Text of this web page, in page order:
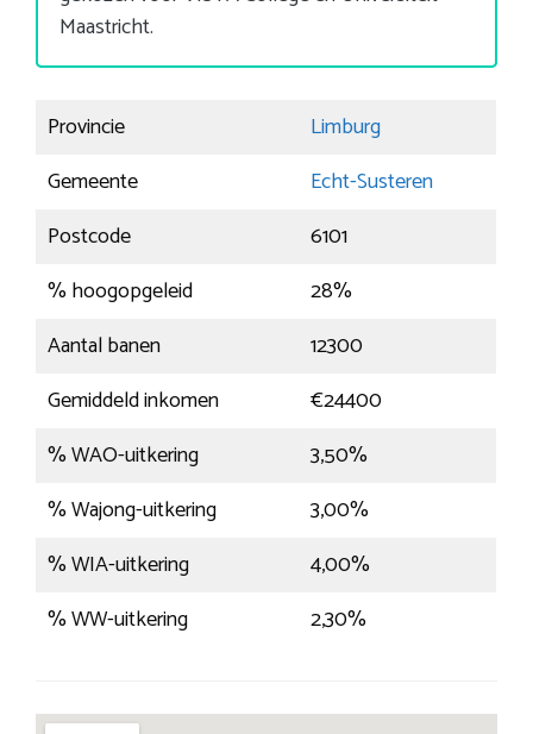
Maastricht.
Provincie
Limburg
Gemeente
Echt-Susteren
Postcode
6101
% hoogopgeleid
28%
Aantal banen
12300
Gemiddeld inkomen
€24400
% WAO-uitkering
3,50%
% Wajong-uitkering
3,00%
% WIA-uitkering
4,00%
% WW-uitkering
2,30%